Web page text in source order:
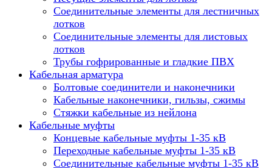
Соединительные элементы для лестничных
лотков
Соединительные элементы для листовых
лотков
Трубы гофрированные и гладкие ПВХ
Кабельная арматура
Болтовые соединители и наконечники
Кабельные наконечники, гильзы, сжимы
Стяжки кабельные из нейлона
Кабельные муфты
Концевые кабельные муфты 1-35 кВ
Переходные кабельные муфты 1-35 кВ
Соединительные кабельные муфты 1-35 кВ